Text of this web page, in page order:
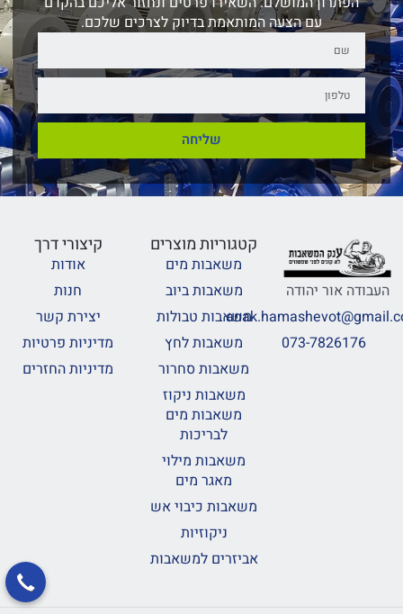
עם הצעה המותאמת בדיוק לצרכים שלכם.
שליחה
העבודה אור יהודה
073-7826176
קטגוריות מוצרים
משאבות מים
משאבות ביוב
משאבות טבולות
משאבות לחץ
משאבות סחרור
משאבות ניקוז
משאבות מים
לבריכות
משאבות מילוי
מאגר מים
משאבות כיבוי אש
ניקוזיות
אביזרים למשאבות
קיצורי דרך
אודות
חנות
יצירת קשר
מדיניות פרטיות
מדיניות החזרים